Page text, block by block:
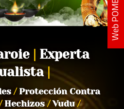
Experta
/Protección Contra
Hechizos/Vudu/